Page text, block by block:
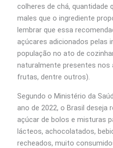
colheres de chá, quantidade
males que o ingrediente
lembrar que essa
açúcares adicionados pelas
população no ato de
naturalmente presentes nos
frutas, dentre outros).
Segundo o Ministério da
ano de 2022, o Brasil deseja
açúcar de bolos e misturas
lácteos, achocolatados,
recheados, muito